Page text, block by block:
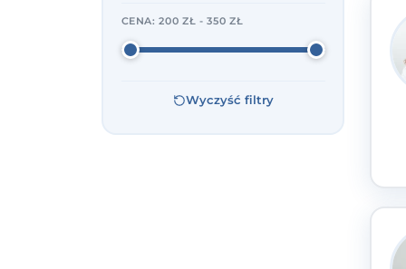
CENA:200 ZŁ - 350 ZŁ
Wyczyść filtry